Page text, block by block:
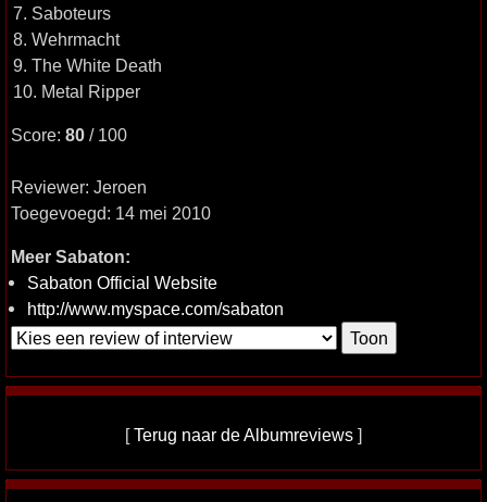
7. Saboteurs
8. Wehrmacht
9. The White Death
10. Metal Ripper
Score: 80 / 100
Reviewer: Jeroen
Toegevoegd: 14 mei 2010
Meer Sabaton:
Sabaton Official Website
http://www.myspace.com/sabaton
[Terug naar de Albumreviews ]